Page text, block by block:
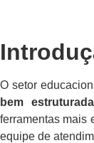
O setor
bem
ferramentas mais
equipe de